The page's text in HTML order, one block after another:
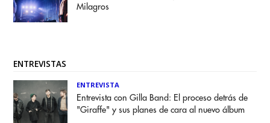
Milagros
ENTREVISTAS
ENTREVISTA
Entrevista con Gilla Band: El proceso detrás de
"Giraffe" y sus planes de cara al nuevo álbum